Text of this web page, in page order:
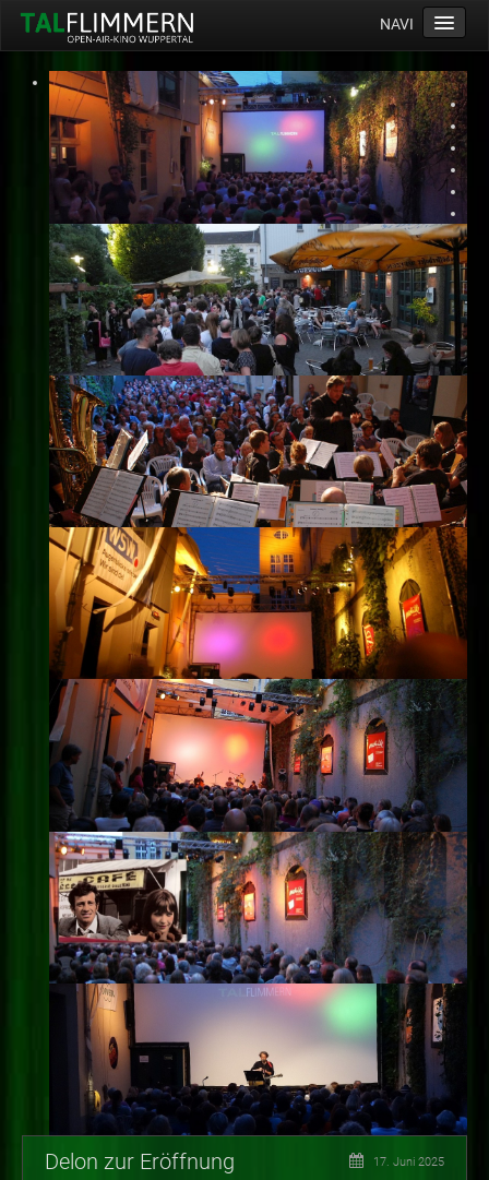
NAVI
Home
Programm
Service
Ticketinfos
Ort
Anreise
Wetter
Kinogutschein
Konzept
Archiv
Kontakt
Impressum
Datenschutz
Delon zur Eröffnung 17. Juni 2025